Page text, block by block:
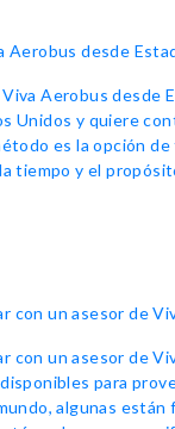
Aerobus desde
Aerobus desde
Unidos y quiere
es la opción
tiempo y el
con un asesor de
con un asesor de
para
algunas están